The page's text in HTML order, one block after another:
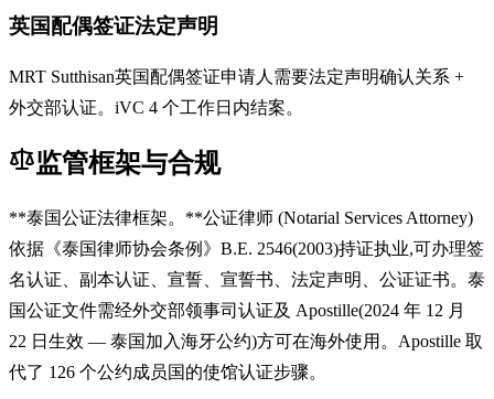
英国配偶签证法定声明
MRT Sutthisan英国配偶签证申请人需要法定声明确认关系 +
外交部认证。iVC 4 个工作日内结案。
监管框架与合规
**泰国公证法律框架。**公证律师 (Notarial Services Attorney)
依据《泰国律师协会条例》B.E. 2546(2003)持证执业,可办理签
名认证、副本认证、宣誓、宣誓书、法定声明、公证证书。泰
国公证文件需经外交部领事司认证及 Apostille(2024 年 12 月
22 日生效 — 泰国加入海牙公约)方可在海外使用。Apostille 取
代了 126 个公约成员国的使馆认证步骤。